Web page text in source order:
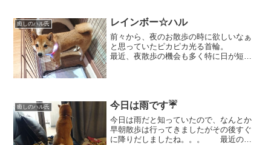
しかもすごい笑顔。。
癒しのハル氏 レインボー☆ハル
前々から、夜のお散歩の時に欲しいなぁ
と思っていたピカピカ光る首輪。
最近、夜散歩の機会も多く特に日が短い
癒しのハル氏 今日は雨です☔
今日は雨だと知っていたので、なんとか
早朝散歩は行ってきましたがその後すぐ
に降りだしましたね。。。 最近のハ